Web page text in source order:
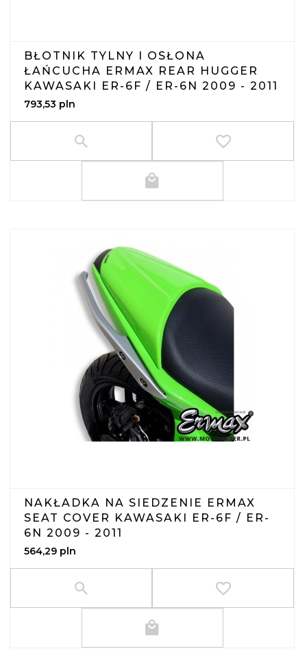
BŁOTNIK TYLNY I OSŁONA
ŁAŃCUCHA ERMAX REAR HUGGER
KAWASAKI ER-6F / ER-6N 2009 - 2011
793,53 pln
NAKŁADKA NA SIEDZENIE ERMAX
SEAT COVER KAWASAKI ER-6F / ER-
6N 2009 - 2011
564,29 pln